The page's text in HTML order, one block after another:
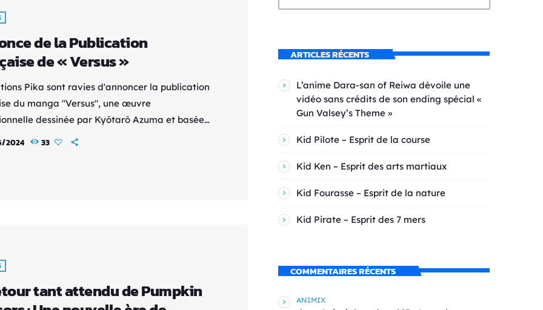
de la Publication
de « Versus »
Pika sont ravies d'annoncer la publication
du manga "Versus", une œuvre
dessinée par Kyōtarō Azuma et basée
captivant de ONE, le talentueux
2024 33
tant attendu de Pumpkin
ARTICLES RÉCENTS
L’anime Dara-san of Reiwa dévoile une
vidéo sans crédits de son ending spécial «
Gun Valsey’s Theme »
Kid Pilote – Esprit de la course
Kid Ken – Esprit des arts martiaux
Kid Fourasse – Esprit de la nature
Kid Pirate – Esprit des 7 mers
COMMENTAIRES RÉCENTS
ANIMIX